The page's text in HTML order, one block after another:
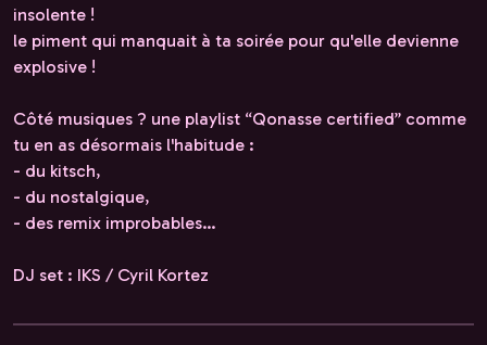
insolente !
le piment qui manquait à ta soirée pour qu'elle devienne
explosive !
Côté musiques ? une playlist “Qonasse certified” comme
tu en as désormais l'habitude :
- du kitsch,
- du nostalgique,
- des remix improbables…
DJ set : IKS / Cyril Kortez